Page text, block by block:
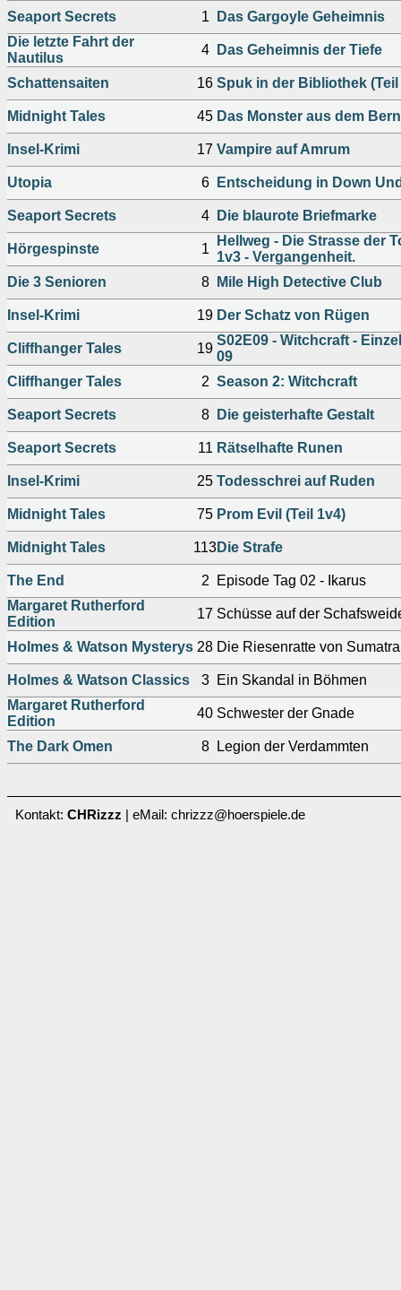
Seaport Secrets 1
Das Gargoyle Geheimnis
Die letzte Fahrt der
Nautilus
4 Das Geheimnis der Tiefe
Schattensaiten 16 Spuk in der Bibliothek (Teil
Midnight Tales 45 Das Monster aus dem
Insel-Krimi 17 Vampire auf Amrum
Utopia 6 Entscheidung in Down
Seaport Secrets 4 Die blaurote Briefmarke
Hörgespinste 1
Hellweg - Die Strasse der
1v3 - Vergangenheit.
Die 3 Senioren
8 Mile High Detective Club
Insel-Krimi 19 Der Schatz von Rügen
Cliffhanger Tales 19
S02E09 - Witchcraft -
09
Cliffhanger Tales
2 Season 2: Witchcraft
Seaport Secrets 8 Die geisterhafte Gestalt
Seaport Secrets 11 Rätselhafte Runen
Insel-Krimi 25 Todesschrei auf Ruden
Midnight Tales 75 Prom Evil (Teil 1v4)
Midnight Tales 113Die Strafe
The End 2
Episode Tag 02 - Ikarus
Margaret Rutherford
Edition
17 Schüsse auf der
Holmes & Watson Mysterys 28 Die Riesenratte von Sumatra
Holmes & Watson Classics 3
Ein Skandal in Böhmen
Margaret Rutherford
Edition
40 Schwester der Gnade
The Dark Omen 8 Legion der Verdammten
Kontakt: CHRizzz | eMail: chrizzz@hoerspiele.de